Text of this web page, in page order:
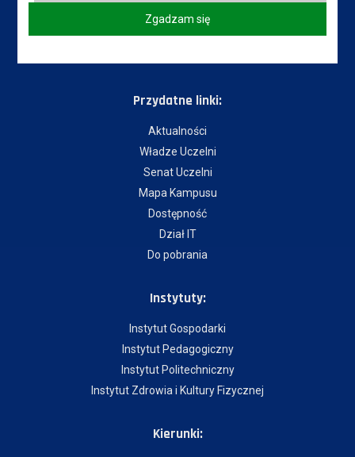
Przydatne linki:
Aktualności
Władze Uczelni
Senat Uczelni
Mapa Kampusu
Dostępność
Dział IT
Do pobrania
Instytuty:
Instytut Gospodarki
Instytut Pedagogiczny
Instytut Politechniczny
Instytut Zdrowia i Kultury Fizycznej
Kierunki:
Zgadzam się